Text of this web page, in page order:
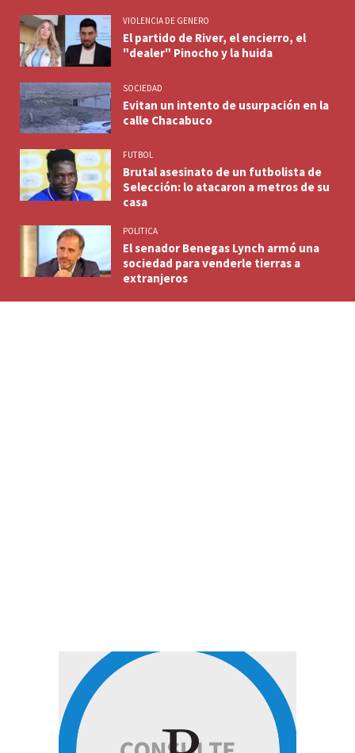
VIOLENCIA DE GENERO
El partido de River, el encierro, el
"dealer" Pinocho y la huida
SOCIEDAD
Evitan un intento de usurpación en la
calle Chacabuco
FUTBOL
Brutal asesinato de un futbolista de
Selección: lo atacaron a metros de su
casa
POLITICA
El senador Benegas Lynch armó una
sociedad para venderle tierras a
extranjeros